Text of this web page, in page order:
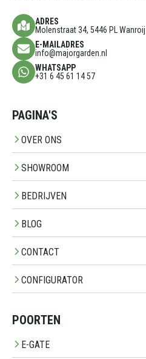
ADRES
Molenstraat 34, 5446 PL Wanroij
E-MAILADRES
info@majorgarden.nl
WHATSAPP
+31 6 45 61 14 57
PAGINA'S
OVER ONS
SHOWROOM
BEDRIJVEN
BLOG
CONTACT
CONFIGURATOR
POORTEN
E-GATE